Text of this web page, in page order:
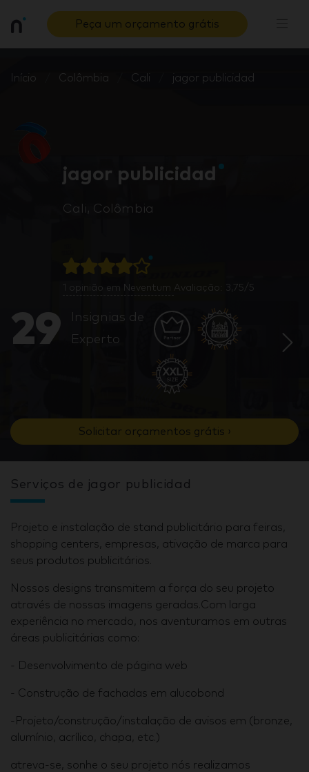
Peça um orçamento grátis
Início Colômbia Cali jagor publicidad
jagor publicidad
Cali, Colômbia
opinião em Neventum Avaliação: 3,75/5
29
Insignias de
Experto
Solicitar orçamentos grátis ›
Serviços de jagor publicidad
Projeto e instalação de stand publicitário para feiras,
shopping centers, empresas, ativação de marca para
seus produtos publicitários.
Nossos designs transmitem a força do seu projeto
através de nossas imagens geradas.Com larga
experiência no mercado, nos aventuramos em outras
áreas publicitárias como:
- Desenvolvimento de página web
- Construção de fachadas em alucobond
-Projeto/construção/instalação de avisos em (bronze,
alumínio, acrílico, chapa, etc.)
atreva-se, sonhe o seu projeto nós realizamos